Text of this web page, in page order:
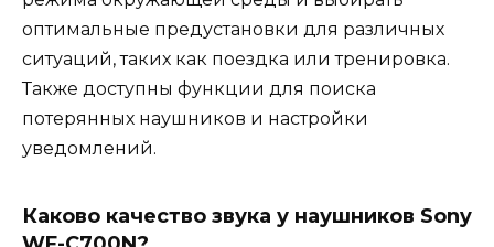
оптимальные предустановки для различных
ситуаций, таких как поездка или тренировка.
Также доступны функции для поиска
потерянных наушников и настройки
уведомлений.
Каково качество звука у наушников Sony